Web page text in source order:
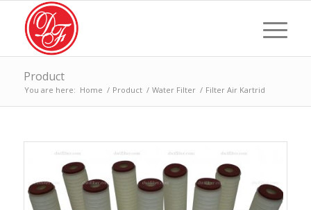
Product
You are here: Home / Product / Water Filter / Filter Air Kartrid